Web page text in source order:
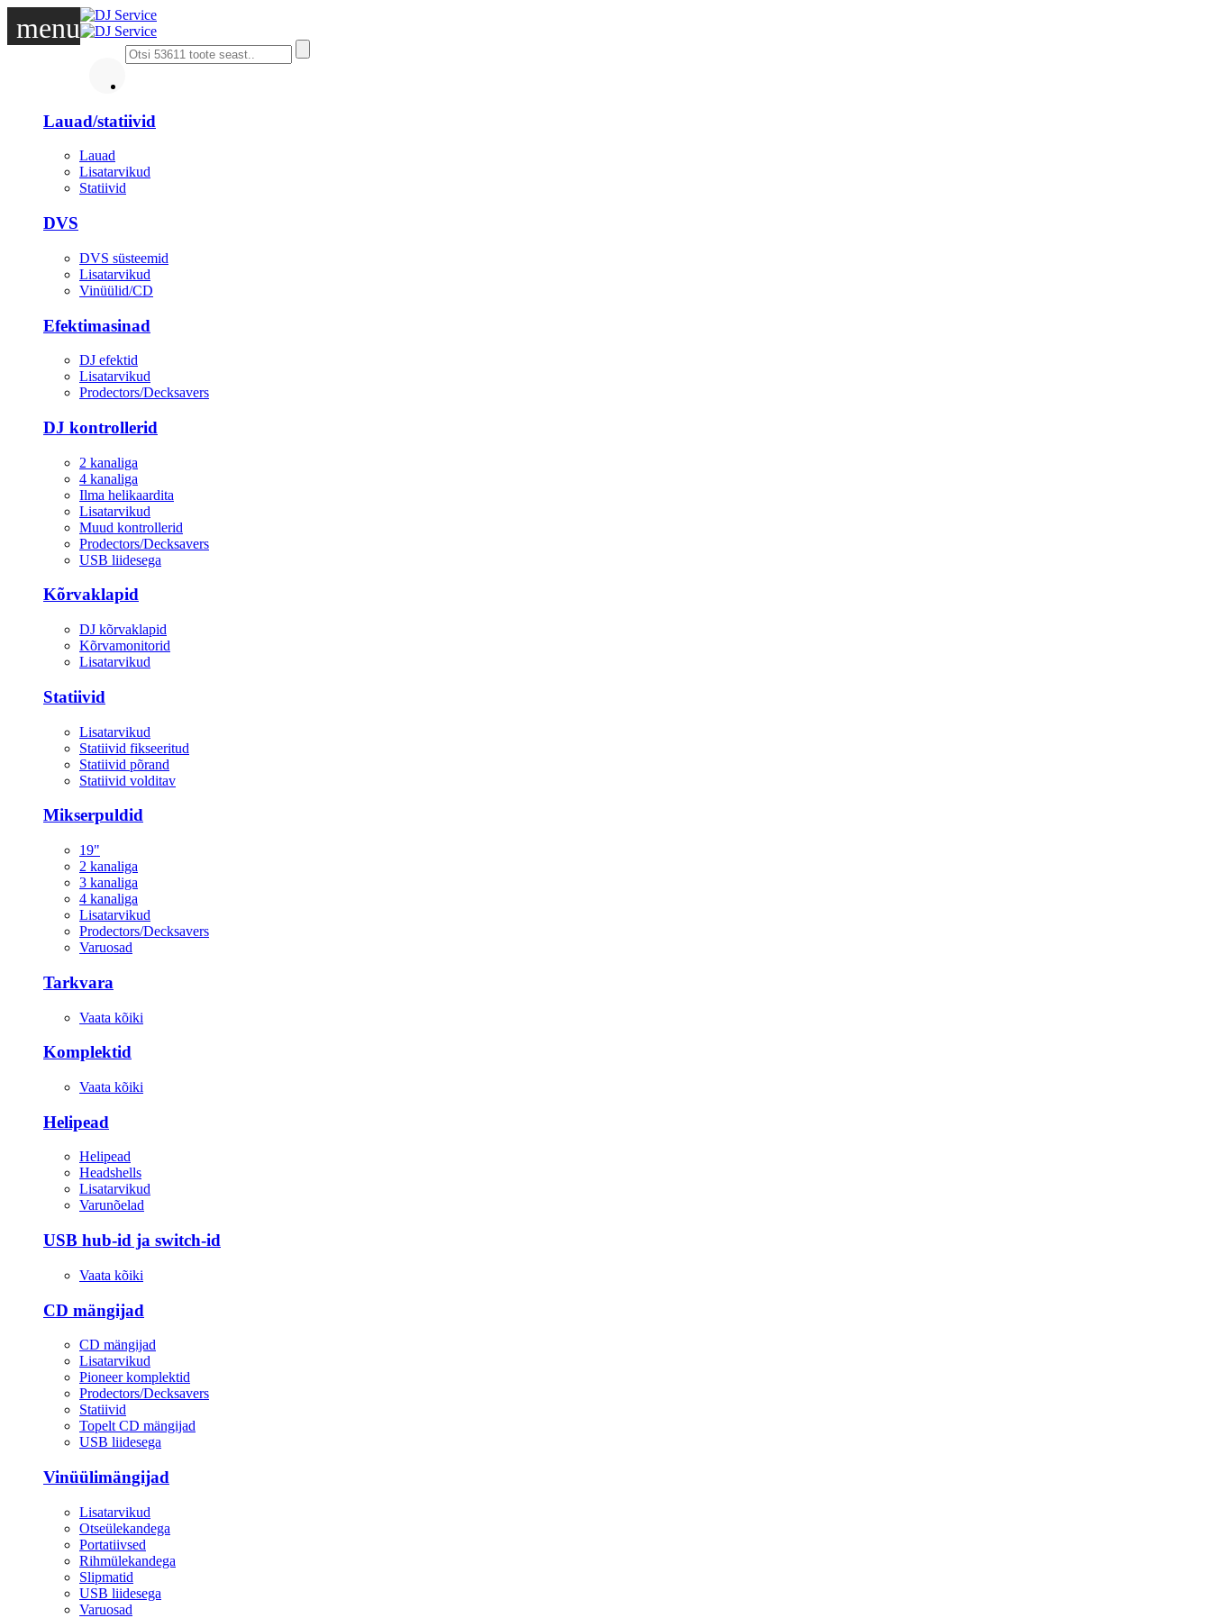
menu
Lauad/statiivid
Lauad
Lisatarvikud
Statiivid
DVS
DVS süsteemid
Lisatarvikud
Vinüülid/CD
Efektimasinad
DJ efektid
Lisatarvikud
Prodectors/Decksavers
DJ kontrollerid
2 kanaliga
4 kanaliga
Ilma helikaardita
Lisatarvikud
Muud kontrollerid
Prodectors/Decksavers
USB liidesega
Kõrvaklapid
DJ kõrvaklapid
Kõrvamonitorid
Lisatarvikud
Statiivid
Lisatarvikud
Statiivid fikseeritud
Statiivid põrand
Statiivid volditav
Mikserpuldid
19"
2 kanaliga
3 kanaliga
4 kanaliga
Lisatarvikud
Prodectors/Decksavers
Varuosad
Tarkvara
Vaata kõiki
Komplektid
Vaata kõiki
Helipead
Helipead
Headshells
Lisatarvikud
Varunõelad
USB hub-id ja switch-id
Vaata kõiki
CD mängijad
CD mängijad
Lisatarvikud
Pioneer komplektid
Prodectors/Decksavers
Statiivid
Topelt CD mängijad
USB liidesega
Vinüülimängijad
Lisatarvikud
Otseülekandega
Portatiivsed
Rihmülekandega
Slipmatid
USB liidesega
Varuosad